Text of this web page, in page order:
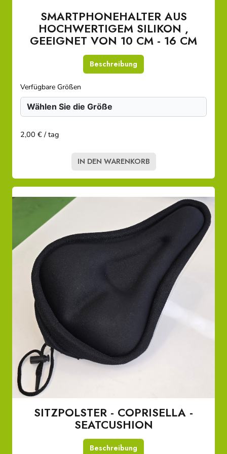
SMARTPHONEHALTER AUS
HOCHWERTIGEM SILIKON ,
GEEIGNET VON 10 CM - 16 CM
Beschreibung
Verfügbare Größen
2,00 € / tag
IN DEN WARENKORB
SITZPOLSTER - COPRISELLA -
SEATCUSHION
Beschreibung